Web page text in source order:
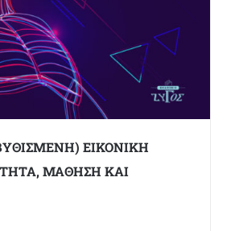
ΕΙΚΟΝΙΚΗ
ΜΑΘΗΣΗ ΚΑΙ